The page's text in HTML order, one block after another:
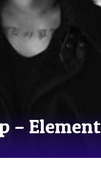
– Element